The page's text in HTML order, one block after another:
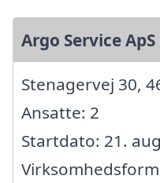
Argo Service ApS
Stenagervej 30,
Ansatte: 2
Startdato: 21.